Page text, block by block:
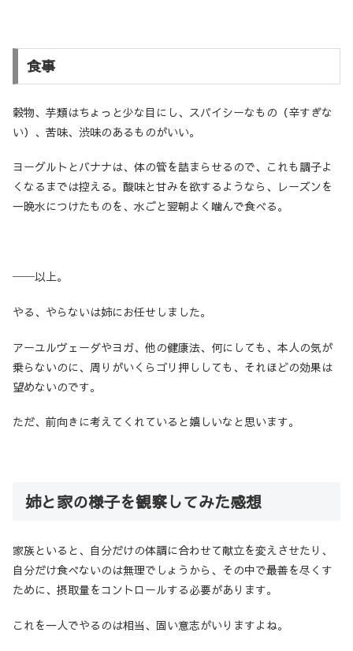
食事
穀物、芋類はちょっと少な目にし、スパイシーなもの（辛すぎな
い）、苦味、渋味のあるものがいい。
ヨーグルトとバナナは、体の管を詰まらせるので、これも調子よ
くなるまでは控える。酸味と甘みを欲するようなら、レーズンを
一晩水につけたものを、水ごと翌朝よく噛んで食べる。
──以上。
やる、やらないは姉にお任せしました。
アーユルヴェーダやヨガ、他の健康法、何にしても、本人の気が
乗らないのに、周りがいくらゴリ押ししても、それほどの効果は
望めないのです。
ただ、前向きに考えてくれていると嬉しいなと思います。
姉と家の様子を観察してみた感想
家族といると、自分だけの体調に合わせて献立を変えさせたり、
自分だけ食べないのは無理でしょうから、その中で最善を尽くす
ために、摂取量をコントロールする必要があります。
これを一人でやるのは相当、固い意志がいりますよね。